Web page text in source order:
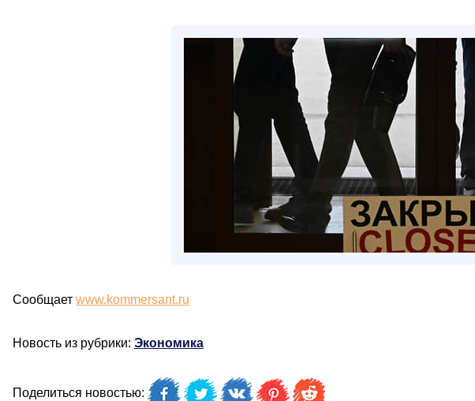
Сообщает www.kommersant.ru
Новость из рубрики: Экономика
Поделиться новостью: